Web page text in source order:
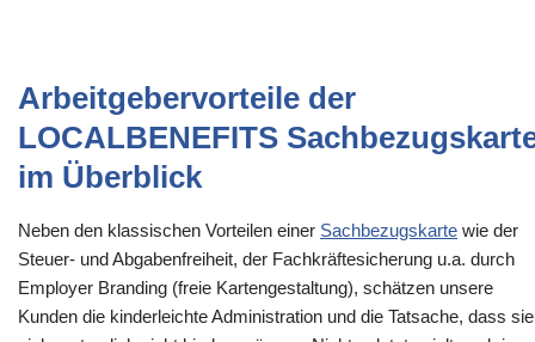
Arbeitgebervorteile der
LOCALBENEFITS
im Überblick
Neben den klassischen Vorteilen einer Sachbezugskarte wie der
Steuer- und Abgabenfreiheit, der Fachkräftesicherung u.a. durch
Employer Branding (freie Kartengestaltung), schätzen unsere
Kunden die kinderleichte Administration und die Tatsache, dass sie